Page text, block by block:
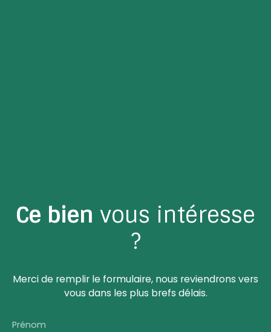
Ce bien vous intéresse
?
Merci de remplir le formulaire, nous reviendrons vers
vous dans les plus brefs délais.
Prénom